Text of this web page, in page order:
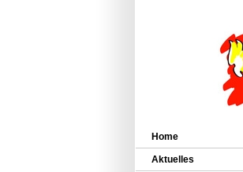
Home
Aktuelles